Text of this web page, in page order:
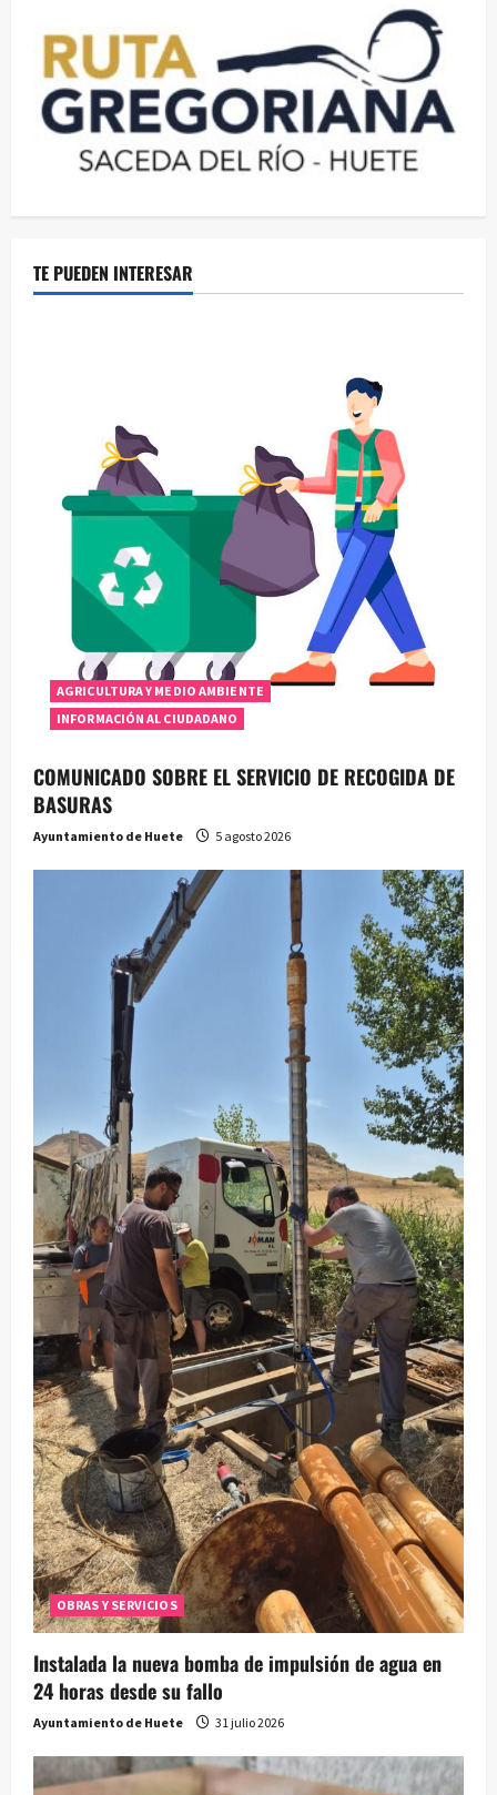
TE PUEDEN INTERESAR
AGRICULTURA Y MEDIO AMBIENTE
INFORMACIÓN AL CIUDADANO
COMUNICADO SOBRE EL SERVICIO DE RECOGIDA DE
BASURAS
Ayuntamiento de Huete 5 agosto 2026
OBRAS Y SERVICIOS
Instalada la nueva bomba de impulsión de agua en
24 horas desde su fallo
Ayuntamiento de Huete 31 julio 2026